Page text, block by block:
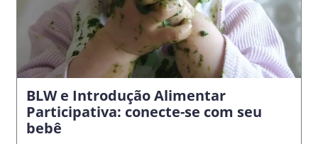
BLW e Introdução Alimentar
Participativa: conecte-se com seu
bebê